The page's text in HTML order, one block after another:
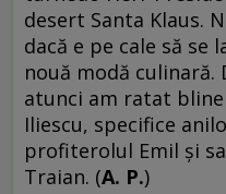
desert Santa Klaus.
dacă e pe cale să se
nouă modă culinară.
atunci am ratat
Iliescu, specifice
profiterolul Emil şi
Traian. (A. P.)